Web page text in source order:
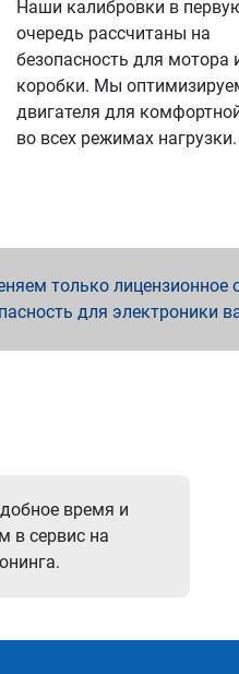
Наши калибровки в
очередь рассчитаны на
безопасность для мотора
коробки. Мы
двигателя для
во всех режимах нагрузки.
только лицензионное
для электроники
время и
в сервис на